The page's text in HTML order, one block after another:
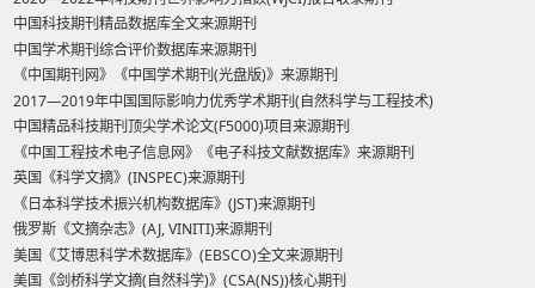
中国科技期刊精品数据库全文来源期刊
中国学术期刊综合评价数据库来源期刊
《中国期刊网》《中国学术期刊(光盘版)》来源期刊
2017—2019年中国国际影响力优秀学术期刊(自然科学与工程技术)
中国精品科技期刊顶尖学术论文(F5000)项目来源期刊
《中国工程技术电子信息网》《电子科技文献数据库》来源期刊
英国《科学文摘》(INSPEC)来源期刊
《日本科学技术振兴机构数据库》(JST)来源期刊
俄罗斯《文摘杂志》(AJ, VINITI)来源期刊
美国《艾博思科学术数据库》(EBSCO)全文来源期刊
美国《剑桥科学文摘(自然科学)》(CSA(NS))核心期刊